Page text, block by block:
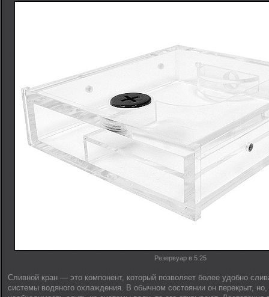
Резервуар в 5.25
Cливной кран — это компонент, который позволяет более удобно
системы водяного охлаждения. В обычном состоянии он перекрыт, но,